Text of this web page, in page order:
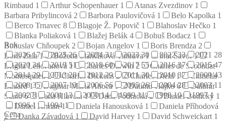
Rimbaud 1 Arthur Schopenhauer 1 Atanas Zvezdinov 1
Barbara Pribylincová 2 Barbora Paulovičová 1 Belo Kapolka 1
Berco Trnavec 8 Blagoje Ž. Popovič 1 Blahoslav Hečko 1
Blanka Poliaková 1 Blažej Belák 4 Bohuš Bodacz 1
Bohuslav Chňoupek 2 Bojan Angelov 1 Boris Brendza 2
Boris Zala1 Božena Slančíková Timrava1 brat Šavol1
Brigita Lehoťanová 1 Charles Darwin2
Charles de Secondat
Montesquieu2 Charles Dickens2 Charles Diehl1
Chmelár
Eduard1 Dagmar Mária Anoca 1 Dalimír Hajko6
Dalimír
Stano6 Dana Hlavatá1 Dana Podracká2 Daniel Bodický 1
Daniel Krman1 Daniela Hanousková 1
Daniela Příhodová
2
Danka Závadová 1 David Harvey 1 David Schweickart 1
Rok
202617 202526 202431 202330 202233 2021 28
2020 34 2019 51 201860 2017 55 201637 201547
201429 201328 201229 201130 201037 200943
200835 200713 200656 200526 200428 200311
20028 200113 200014 199911 199810 19971
19961 19941
Cena